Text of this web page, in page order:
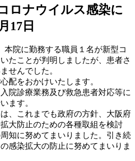
ロナウイルス感染に
17日
本院に勤務する職員１名が新型コ
たことが判明しましたが、患者さ
せんでした。
配をおかけいたします。
院診療業務及び救急患者対応等に
ます。
、これまでも政府の方針、大阪府
大防止のための各種取組を検討
知に努めてまいりました。引き続
感染拡大の防止に努めてまいりま